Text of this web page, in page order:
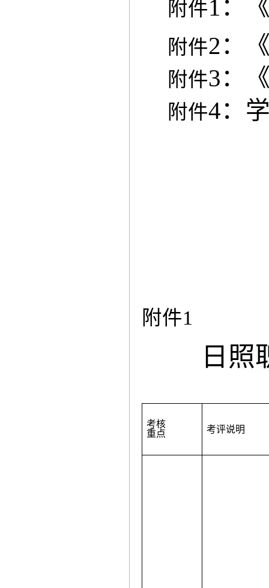
附件1：
附件2：
附件3：
附件4：
附件1
日照
考核
重点
考评说明